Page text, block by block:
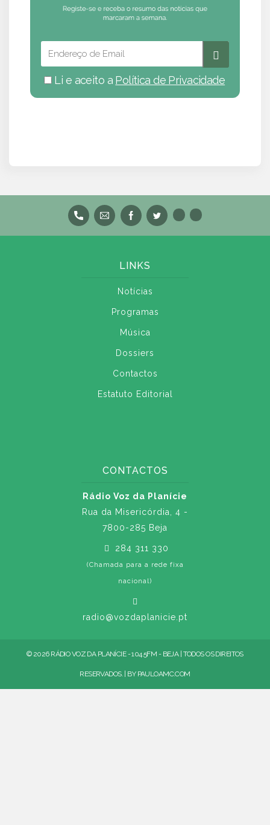
Li e aceito a Política de Privacidade
LINKS
Notícias
Programas
Música
Dossiers
Contactos
Estatuto Editorial
CONTACTOS
Rádio Voz da Planície
Rua da Misericórdia, 4 -
7800-285 Beja
284 311 330
(Chamada para a rede fixa
nacional)
radio@vozdaplanicie.pt
© 2026 RÁDIO VOZ DA PLANÍCIE - 104.5FM - BEJA | TODOS OS DIREITOS
RESERVADOS. | BY PAULOAMC.COM